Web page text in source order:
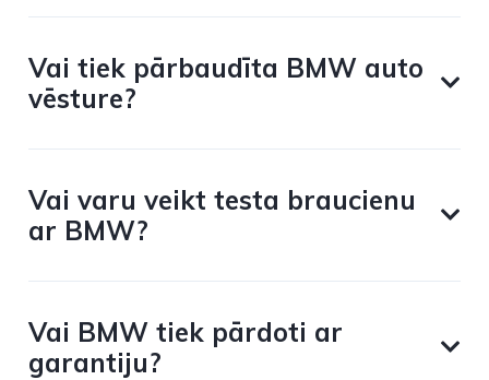
Vai tiek pārbaudīta BMW auto
vēsture?
Vai varu veikt testa braucienu
ar BMW?
Vai BMW tiek pārdoti ar
garantiju?